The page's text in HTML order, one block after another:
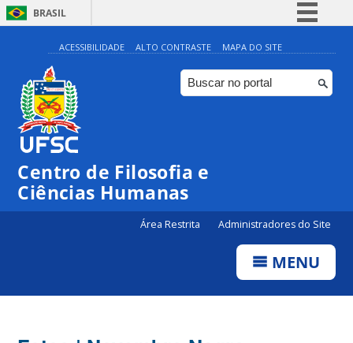
BRASIL
Simplifique!
Comunica BR
Participe
ACESSIBILIDADE ALTO CONTRASTE MAPA DO SITE
Centro de Filosofia e
Ciências Humanas
Área Restrita Administradores do Site
MENU